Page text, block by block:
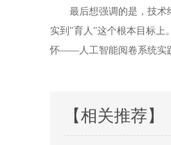
最后想强调的是，技术终
实到"育人"这个根本目标上
怀——人工智能阅卷系统实
【相关推荐】